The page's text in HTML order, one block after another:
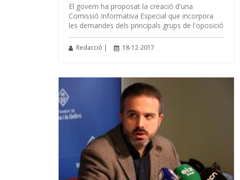
El govern ha proposat la creació d'una
Comissió Informativa Especial que incorpora
les demandes dels principals grups de l'oposició
Redacció | 18-12-2017